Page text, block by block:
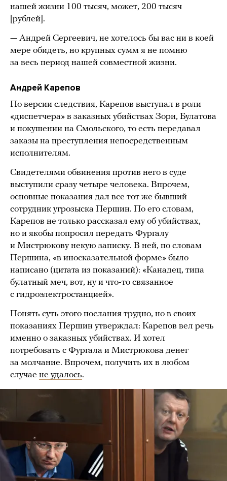
нашей жизни 100 тысяч, может, 200 тысяч
[рублей].
— Андрей Сергеевич, не хотелось бы вас ни в коей
мере обидеть, но крупных сумм я не помню
за весь период нашей совместной жизни.
Андрей Карепов
По версии следствия, Карепов выступал в роли
«диспетчера» в заказных убийствах Зори, Булатова
и покушении на Смольского, то есть передавал
заказы на преступления непосредственным
исполнителям.
Свидетелями обвинения против него в суде
выступили сразу четыре человека. Впрочем,
основные показания дал все тот же бывший
сотрудник угрозыска Першин. По его словам,
Карепов не только рассказал ему об убийствах,
но и якобы попросил передать Фургалу
и Мистрюкову некую записку. В ней, по словам
Першина, «в иносказательной форме» было
написано (цитата из показаний): «Канадец, типа
булатный меч, вот, ну и что-то связанное
с гидроэлектростанцией».
Понять суть этого послания трудно, но в своих
показаниях Першин утверждал: Карепов вел речь
именно о заказных убийствах. И хотел
потребовать с Фургала и Мистрюкова денег
за молчание. Впрочем, получить их в любом
случае не удалось.